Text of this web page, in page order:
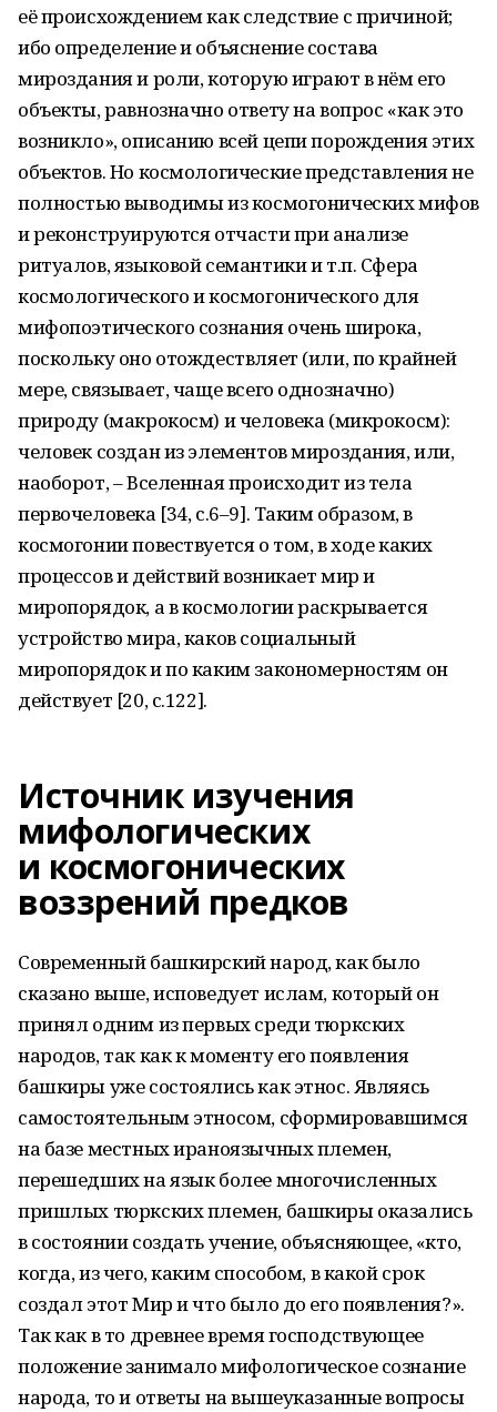
её происхождением как следствие с причиной;
ибо определение и объяснение состава
мироздания и роли, которую играют в нём его
объекты, равнозначно ответу на вопрос «как это
возникло», описанию всей цепи порождения этих
объектов. Но космологические представления не
полностью выводимы из космогонических мифов
и реконструируются отчасти при анализе
ритуалов, языковой семантики и т.п. Сфера
космологического и космогонического для
мифопоэтического сознания очень широка,
поскольку оно отождествляет (или, по крайней
мере, связывает, чаще всего однозначно)
природу (макрокосм) и человека (микрокосм):
человек создан из элементов мироздания, или,
наоборот, – Вселенная происходит из тела
первочеловека [34, с.6–9]. Таким образом, в
космогонии повествуется о том, в ходе каких
процессов и действий возникает мир и
миропорядок, а в космологии раскрывается
устройство мира, каков социальный
миропорядок и по каким закономерностям он
действует [20, с.122].
Источник изучения
мифологических
и космогонических
воззрений предков
Современный башкирский народ, как было
сказано выше, исповедует ислам, который он
принял одним из первых среди тюркских
народов, так как к моменту его появления
башкиры уже состоялись как этнос. Являясь
самостоятельным этносом, сформировавшимся
на базе местных ираноязычных племен,
перешедших на язык более многочисленных
пришлых тюркских племен, башкиры оказались
в состоянии создать учение, объясняющее, «кто,
когда, из чего, каким способом, в какой срок
создал этот Мир и что было до его появления?».
Так как в то древнее время господствующее
положение занимало мифологическое сознание
народа, то и ответы на вышеуказанные вопросы